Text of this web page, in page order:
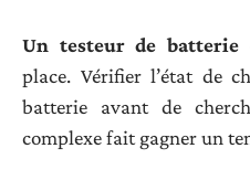
Un testeur de batterie
place. Vérifier l’état de
batterie avant de
complexe fait gagner un